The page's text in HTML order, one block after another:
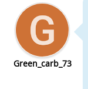
Green_carb_73